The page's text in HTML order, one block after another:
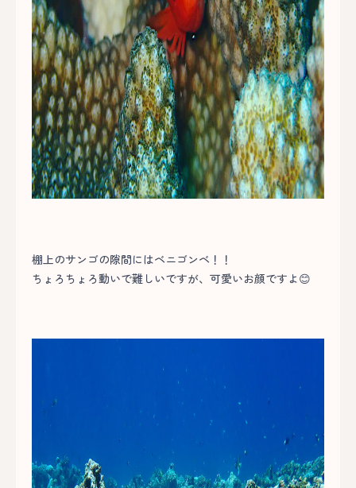
棚上のサンゴの隙間にはベニゴンベ！！
ちょろちょろ動いで難しいですが、可愛いお顔ですよ😊